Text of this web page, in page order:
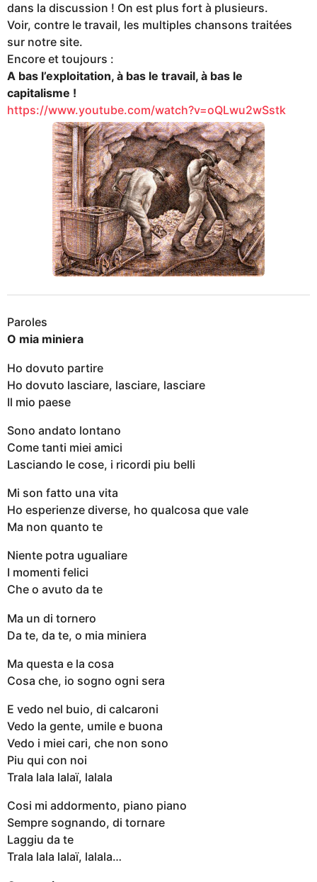
dans la discussion ! On est plus fort à plusieurs.
Voir, contre le travail, les multiples chansons traitées
sur notre site.
Encore et toujours :
A bas l’exploitation, à bas le travail, à bas le
capitalisme !
https://www.youtube.com/watch?v=oQLwu2wSstk
Paroles
O mia miniera
Ho dovuto partire
Ho dovuto lasciare, lasciare, lasciare
Il mio paese
Sono andato lontano
Come tanti miei amici
Lasciando le cose, i ricordi piu belli
Mi son fatto una vita
Ho esperienze diverse, ho qualcosa que vale
Ma non quanto te
Niente potra ugualiare
I momenti felici
Che o avuto da te
Ma un di tornero
Da te, da te, o mia miniera
Ma questa e la cosa
Cosa che, io sogno ogni sera
E vedo nel buio, di calcaroni
Vedo la gente, umile e buona
Vedo i miei cari, che non sono
Piu qui con noi
Trala lala lalaï, lalala
Cosi mi addormento, piano piano
Sempre sognando, di tornare
Laggiu da te
Trala lala lalaï, lalala…